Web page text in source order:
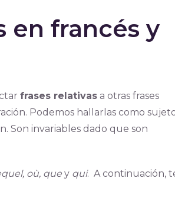
en francés y
frases relativasa otras frases
Podemos hallarlas como
Son invariables dado que son
où, que y qui. A continuación,